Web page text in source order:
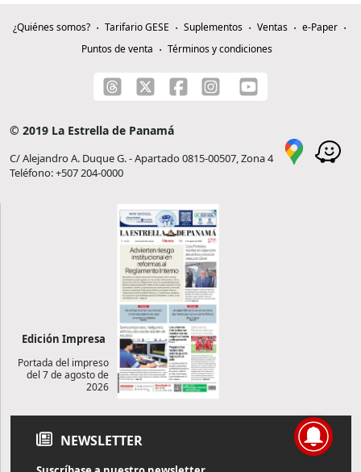
¿Quiénes somos? Tarifario GESE Suplementos Ventas
e-Paper
Puntos de venta
Términos y condiciones
© 2019 La Estrella de Panamá
C/ Alejandro A. Duque G. - Apartado 0815-00507, Zona 4
Teléfono: +507 204-0000
Edición Impresa
Portada del impreso
del 7 de agosto de
2026
NEWSLETTER